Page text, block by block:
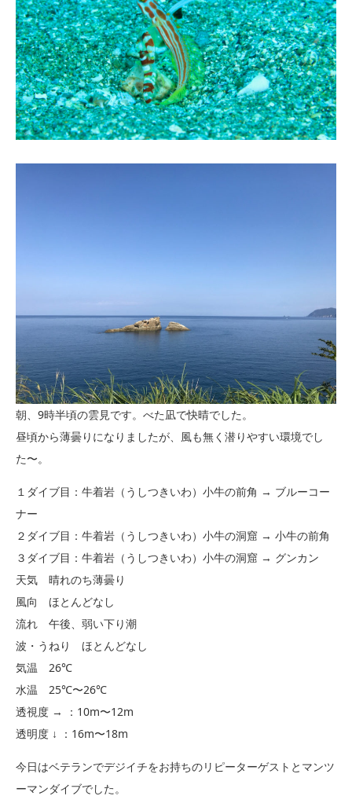
朝、9時半頃の雲見です。べた凪で快晴でした。
昼頃から薄曇りになりましたが、風も無く潜りやすい環境でし
た〜。
１ダイブ目：牛着岩（うしつきいわ）小牛の前角 → ブルーコー
ナー
２ダイブ目：牛着岩（うしつきいわ）小牛の洞窟 → 小牛の前角
３ダイブ目：牛着岩（うしつきいわ）小牛の洞窟 → グンカン
天気 晴れのち薄曇り
風向 ほとんどなし
流れ 午後、弱い下り潮
波・うねり ほとんどなし
気温 26℃
水温 25℃〜26℃
透視度 → ：10m〜12m
透明度 ↓ ：16m〜18m
今日はベテランでデジイチをお持ちのリピーターゲストとマンツ
ーマンダイブでした。